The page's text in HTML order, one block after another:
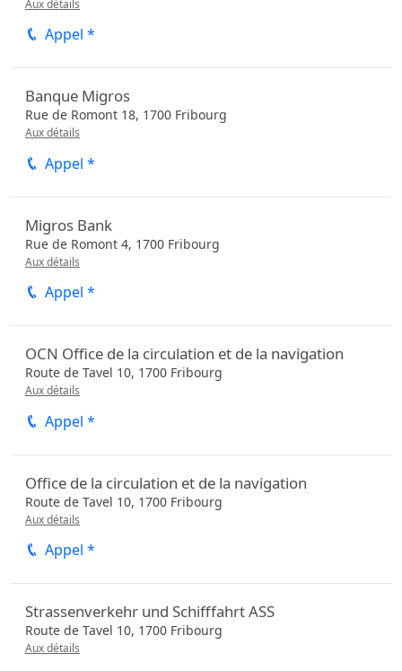
Aux détails
Appel *
Banque Migros
Rue de Romont 18, 1700 Fribourg
Aux détails
Appel *
Migros Bank
Rue de Romont 4, 1700 Fribourg
Aux détails
Appel *
OCN Office de la circulation et de la navigation
Route de Tavel 10, 1700 Fribourg
Aux détails
Appel *
Office de la circulation et de la navigation
Route de Tavel 10, 1700 Fribourg
Aux détails
Appel *
Strassenverkehr und Schifffahrt ASS
Route de Tavel 10, 1700 Fribourg
Aux détails